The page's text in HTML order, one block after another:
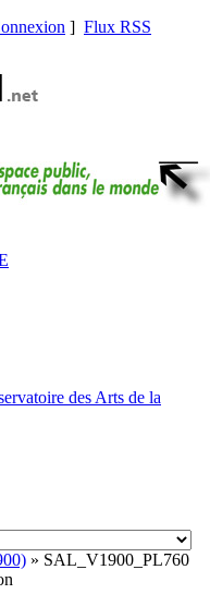
] Flux RSS
des Arts de la
» SAL_V1900_PL760